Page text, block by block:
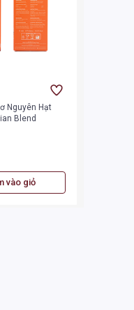
Nguyên Hạt
Blend
vào giỏ